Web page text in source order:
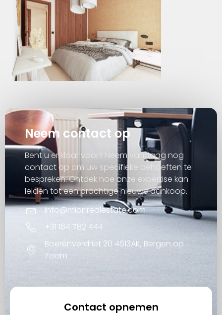
Neem contact op
Bent u er klaar voor? Neem vandaag nog
contact op om uw specifieke behoeften te
bespreken. Ontdek hoe onze expertise kan
leiden tot een prachtige nieuwe aankoop.
info@mionrealestate.com
+31 164 782 444
Boerenverdriet 20 4613AK, Bergen op
Zoom
Contact opnemen